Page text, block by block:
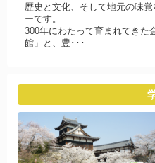
歴史と文化、そして地元の味
ーです。
300年にわたって育まれてきた
館」と、豊･･･